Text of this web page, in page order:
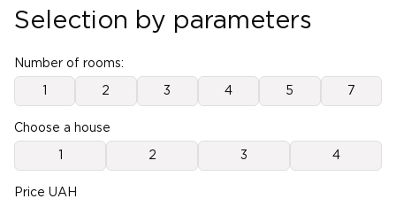
Selection by parameters
Number of rooms:
2 3 4 5 7
Choose a house
2 3 4
Price UAH